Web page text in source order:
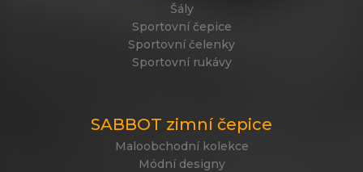
Šály
Sportovní čepice
Sportovní čelenky
Sportovní rukávy
SABBOT zimní čepice
Maloobchodní kolekce
Módní designy